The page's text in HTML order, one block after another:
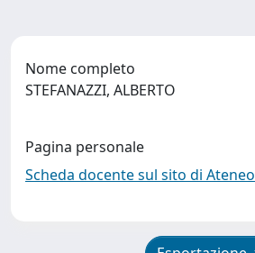
Nome completo
STEFANAZZI, ALBERTO
Pagina personale
Scheda docente sul sito di Ateneo